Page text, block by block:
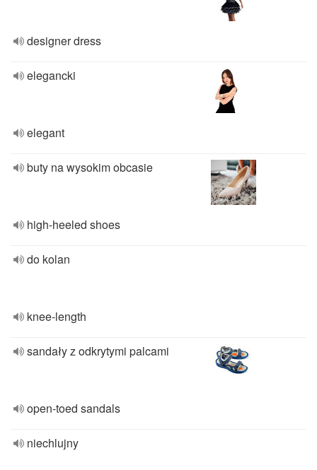
designer dress
elegancki
elegant
buty na wysokim obcasie
high-heeled shoes
do kolan
knee-length
sandały z odkrytymi palcami
open-toed sandals
niechlujny